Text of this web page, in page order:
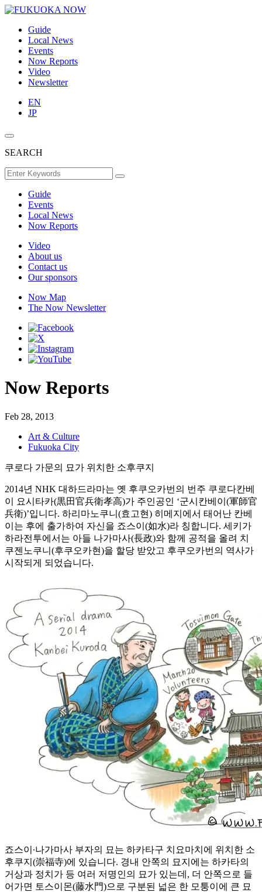
Guide
Local News
Events
Now Reports
Video
Newsletter
EN
JP
SEARCH
Guide
Events
Local News
Now Reports
Video
About us
Contact us
Our sponsors
Now Map
The Now Newsletter
Now Reports
Feb 28, 2013
Art & Culture
Fukuoka City
쿠로다 가문의 묘가 위치한 소후쿠지
2014년 NHK 대하드라마는 옛 후쿠오카번의 번주 쿠로다칸베
이 요시타카(黒田官兵衛孝高)가 주인공인 ‘군시칸베이(軍師官
兵衛)’입니다. 하리마노쿠니(효고현) 히메지에서 태어난 칸베
이는 후에 출가하여 자신을 죠스이(如水)라 칭합니다. 세키가
하라전투에서는 아들 나가마사(長政)와 함께 공적을 올려 치
쿠젠노쿠니(후쿠오카현)을 할당 받았고 후쿠오카번의 역사가
시작되게 되었습니다.
죠스이∙나가마사 부자의 묘는 하카타구 치요마치에 위치한 소
후쿠지(崇福寺)에 있습니다. 경내 안쪽의 묘지에는 하카타의
거상과 정치가 등 여러 저명인의 묘가 있는데, 더 안쪽으로 들
어가면 토스이몬(藤水門)으로 구분된 넓은 한 모퉁이에 큰 묘